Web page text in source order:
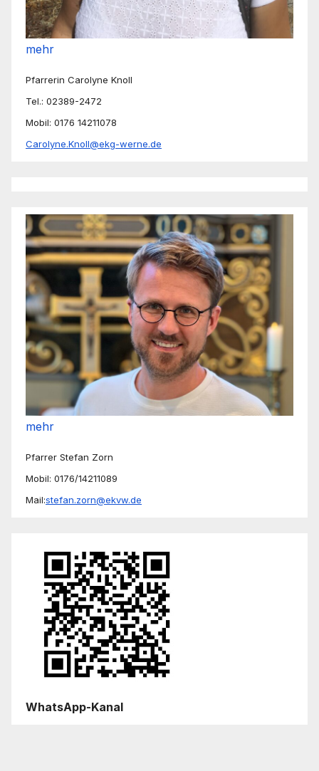
mehr
Pfarrerin Carolyne Knoll
Tel.: 02389-2472
Mobil: 0176 14211078
Carolyne.Knoll@ekg-werne.de
mehr
Pfarrer Stefan Zorn
Mobil: 0176/14211089
Mail:stefan.zorn@ekvw.de
WhatsApp-Kanal